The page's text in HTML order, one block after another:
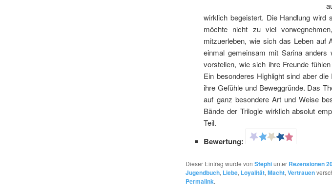
wirklich begeistert. Die Handlung wird
möchte nicht zu viel
mitzuerleben, wie sich das Leben auf
einmal gemeinsam mit Sarina
vorstellen, wie sich ihre Freunde
Ein besonderes Highlight sind aber
ihre Gefühle und Beweggründe. Das
auf ganz besondere Art und Weise
Bände der Trilogie wirklich absolut
Teil.
Bewertung:
Dieser Eintrag wurde von Stephiunter Rezensionen
Jugendbuch, Liebe, Loyalität, Macht, Vertrauen
Permalink.